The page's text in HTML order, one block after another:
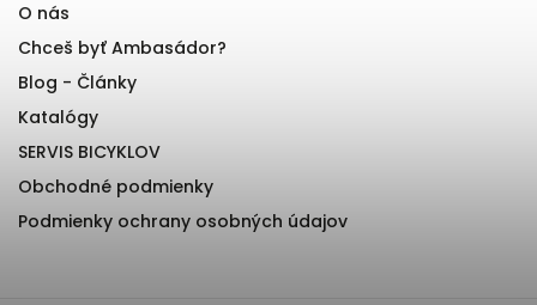
O nás
Chceš byť Ambasádor?
Blog - Články
Katalógy
SERVIS BICYKLOV
Obchodné podmienky
Podmienky ochrany osobných údajov